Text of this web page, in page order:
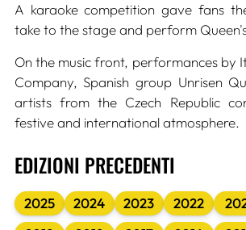
A karaoke competition gave fans
take to the stage and perform
On the music front, performances by
Company, Spanish group Unrisen
artists from the Czech Republic
festive and international atmosphere.
EDIZIONI PRECEDENTI
2025 2024 2023 2022